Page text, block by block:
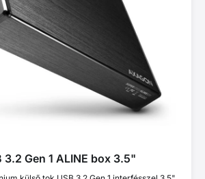
3.2 Gen 1 ALINE box 3.5"